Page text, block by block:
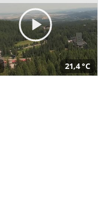
21,4 °C